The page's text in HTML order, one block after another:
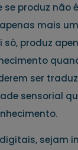
se produz não
mais
produz
ser
sensorial
sejam